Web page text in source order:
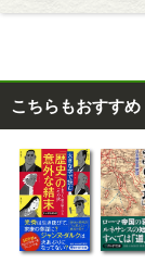
こちらもおすすめ